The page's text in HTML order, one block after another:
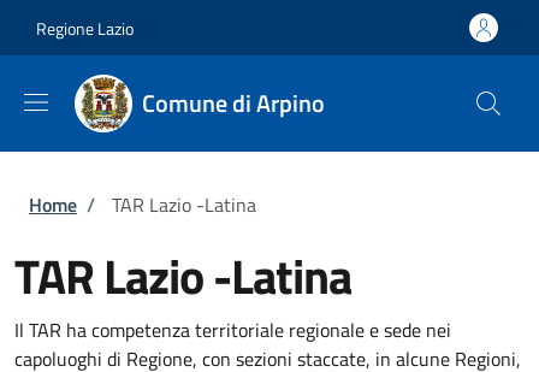
Regione Lazio
Comune di Arpino
Briciole di pane
Home / TAR Lazio -Latina
TAR Lazio -Latina
Il TAR ha competenza territoriale regionale e sede nei
capoluoghi di Regione, con sezioni staccate, in alcune Regioni,